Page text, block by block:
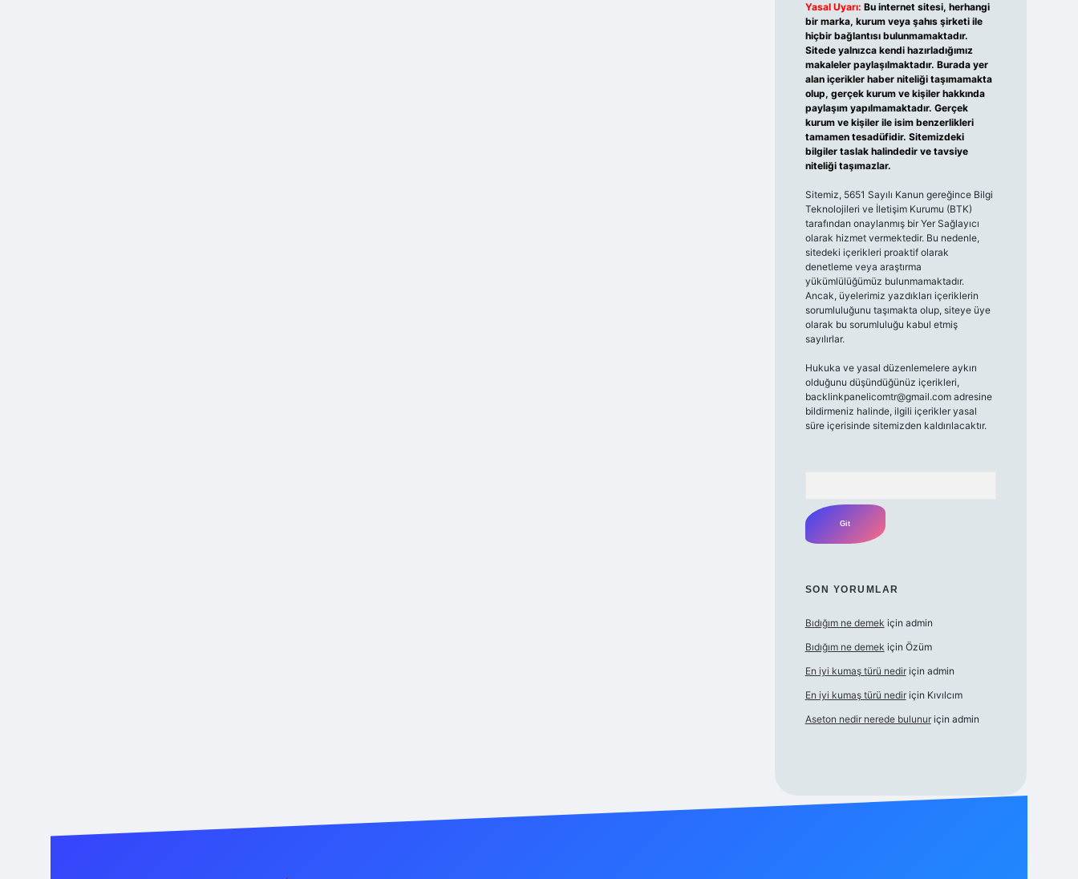
Yasal Uyarı: Bu internet sitesi, herhangi
bir marka, kurum veya şahıs şirketi ile
hiçbir bağlantısı bulunmamaktadır.
Sitede yalnızca kendi hazırladığımız
makaleler paylaşılmaktadır. Burada yer
alan içerikler haber niteliği taşımamakta
olup, gerçek kurum ve kişiler hakkında
paylaşım yapılmamaktadır. Gerçek
kurum ve kişiler ile isim benzerlikleri
tamamen tesadüfidir. Sitemizdeki
bilgiler taslak halindedir ve tavsiye
niteliği taşımazlar.
Sitemiz, 5651 Sayılı Kanun gereğince Bilgi
Teknolojileri ve İletişim Kurumu (BTK)
tarafından onaylanmış bir Yer Sağlayıcı
olarak hizmet vermektedir. Bu nedenle,
sitedeki içerikleri proaktif olarak
denetleme veya araştırma
yükümlülüğümüz bulunmamaktadır.
Ancak, üyelerimiz yazdıkları içeriklerin
sorumluluğunu taşımakta olup, siteye üye
olarak bu sorumluluğu kabul etmiş
sayılırlar.
Hukuka ve yasal düzenlemelere aykırı
olduğunu düşündüğünüz içerikleri,
backlinkpanelicomtr@gmail.comadresine
bildirmeniz halinde, ilgili içerikler yasal
süre içerisinde sitemizden kaldırılacaktır.
SON YORUMLAR
Bıdığım ne demek için admin
Bıdığım ne demek için Özüm
En iyi kumaş türü nediriçin admin
En iyi kumaş türü nediriçin Kıvılcım
Aseton nedir nerede bulunuriçin admin